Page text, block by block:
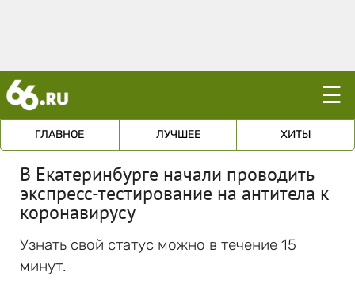
☰
ГЛАВНОЕ ЛУЧШЕЕ ХИТЫ
В Екатеринбурге начали проводить
экспресс-тестирование на антитела к
коронавирусу
Узнать свой статус можно в течение 15
минут.